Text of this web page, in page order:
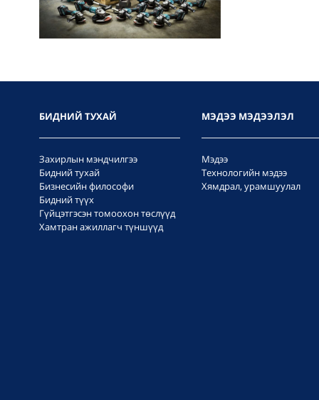
БИДНИЙ ТУХАЙ
Захирлын мэндчилгээ
Бидний тухай
Бизнесийн философи
Бидний түүх
Гүйцэтгэсэн томоохон төслүүд
Хамтран ажиллагч түншүүд
МЭДЭЭ МЭДЭЭЛЭЛ
Мэдээ
Технологийн мэдээ
Хямдрал, урамшуулал